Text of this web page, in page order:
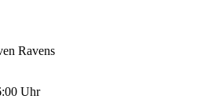
Ravens
Uhr